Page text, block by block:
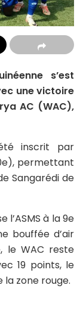
s’est
une victoire
AC (WAC),
inscrit par
permettant
Sangarédi de
à la 9e
bouffée d’air
le WAC reste
19 points, le
la zone rouge.